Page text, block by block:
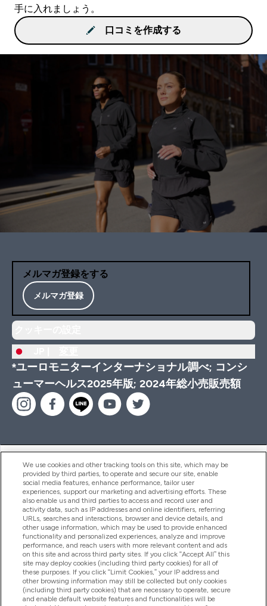
手に入れましょう。
口コミを作成する
メルマガ登録をする
メルマガ登録
*ユーロモニターインターナショナル調べ; コンシ
ューマーヘルス2025年版; 2024年総小売販売額
ヘルプ＆ガイド
商品について
会社概要
特典＆ポイント
We use cookies and other tracking tools on this site, which may be
provided by third parties, to operate and secure our site, enable
social media features, enhance performance, tailor user
experiences, support our marketing and advertising efforts. These
also enable us and third parties to access and record user and
activity data, such as IP addresses and online identifiers, referring
URLs, searches and interactions, browser and device details, and
other usage information, which may be used to provide enhanced
functionality and personalized experiences, analyze and improve
performance, and reach users with more relevant content and ads
on this site and across third party sites. If you click “Accept All” this
site may deploy cookies (including third party cookies) for all of
these purposes. If you click “Limit Cookies,” your IP address and
other browsing information may still be collected but only cookies
(including third party cookies) that are necessary to operate, secure
and enable default website features and functionalities will be